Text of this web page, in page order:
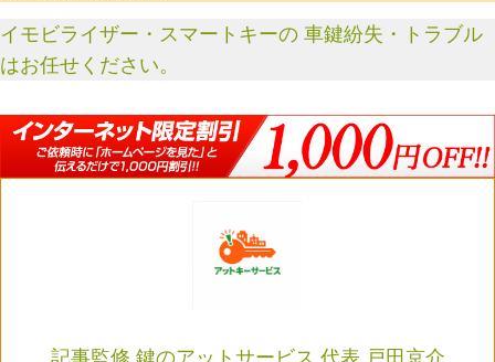
イモビライザー・スマートキーの 車鍵紛失・トラブル
はお任せください。